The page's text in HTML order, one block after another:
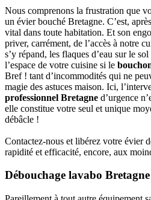
Nous comprenons la frustration que
un évier bouché Bretagne. C’est,
vital dans toute habitation. Et son
priver, carrément, de l’accès à notre
s’y répand, les flaques d’eau sur le
l’espace de votre cuisine si le
Bref ! tant d’incommodités qui ne
magie des astuces maison. Ici,
professionnel Bretagne d’urgence
elle constitue votre seul et unique
débâcle !
Contactez-nous et libérez votre évier
rapidité et efficacité, encore, aux
Débouchage lavabo